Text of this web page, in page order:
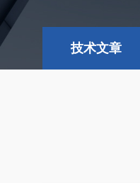
技术文章